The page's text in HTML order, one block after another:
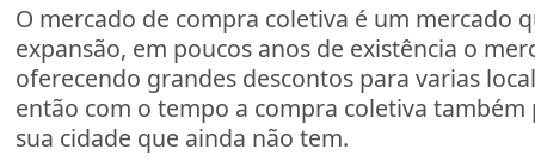
O mercado de compra coletiva é um mercado
expansão, em poucos anos de existência o
oferecendo grandes descontos para varias
então com o tempo a compra coletiva também
sua cidade que ainda não tem.